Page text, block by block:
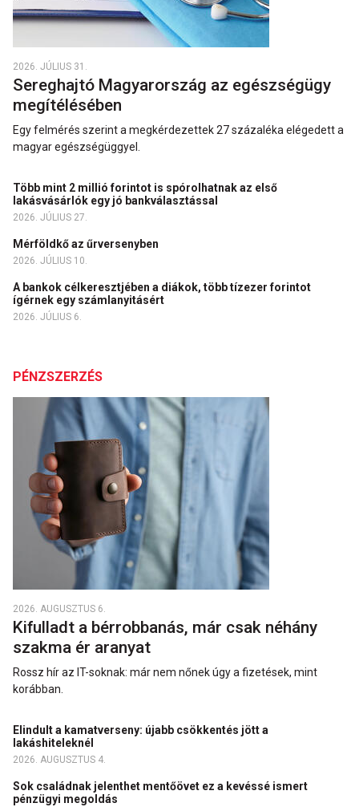
2026. JÚLIUS 31.
Sereghajtó Magyarország az egészségügy
megítélésében
Egy felmérés szerint a megkérdezettek 27 százaléka elégedett a
magyar egészségüggyel.
Több mint 2 millió forintot is spórolhatnak az első
lakásvásárlók egy jó bankválasztással
2026. JÚLIUS 27.
Mérföldkő az űrversenyben
2026. JÚLIUS 10.
A bankok célkeresztjében a diákok, több tízezer forintot
ígérnek egy számlanyitásért
2026. JÚLIUS 6.
PÉNZSZERZÉS
2026. AUGUSZTUS 6.
Kifulladt a bérrobbanás, már csak néhány
szakma ér aranyat
Rossz hír az IT-soknak: már nem nőnek úgy a fizetések, mint
korábban.
Elindult a kamatverseny: újabb csökkentés jött a
lakáshiteleknél
2026. AUGUSZTUS 4.
Sok családnak jelenthet mentőövet ez a kevéssé ismert
pénzügyi megoldás